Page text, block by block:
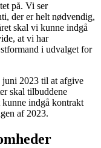
på. Vi ser
der er helt nødvendig,
skal vi kunne indgå
at vi har
i udvalget for
juni 2023 til at afgive
skal tilbuddene
indgå kontrakt
af 2023.